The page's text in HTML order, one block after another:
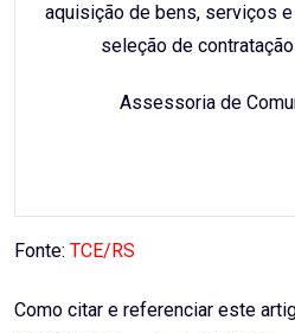
aquisição de bens, serviços
seleção de
Assessoria de
Fonte: TCE/RS
Como citar e referenciar este